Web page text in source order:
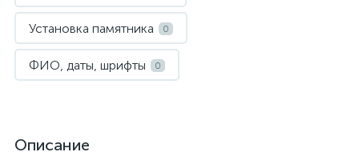
Установка памятника 0
ФИО, даты, шрифты 0
Описание